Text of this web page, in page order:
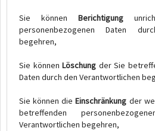
Sie können Berichtigung
personenbezogenen Daten
begehren,
Sie können Löschung der Sie
Daten durch den Verantwortlichen
Sie können dieEinschränkung der
betreffenden
Verantwortlichen begehren,